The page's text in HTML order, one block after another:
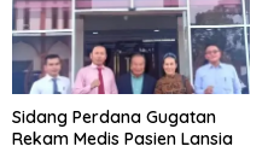
Sidang Perdana Gugatan
Rekam Medis Pasien Lansia